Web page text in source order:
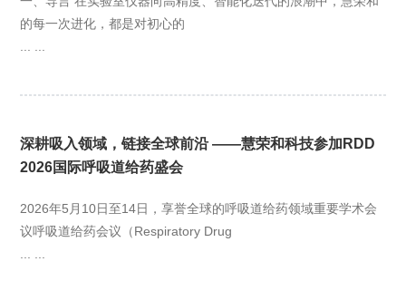
的每一次进化，都是对初心的
... ...
深耕吸入领域，链接全球前沿 ——慧荣和科技参加RDD
2026国际呼吸道给药盛会
2026年5月10日至14日，享誉全球的呼吸道给药领域重要学术会
议呼吸道给药会议（Respiratory Drug
... ...